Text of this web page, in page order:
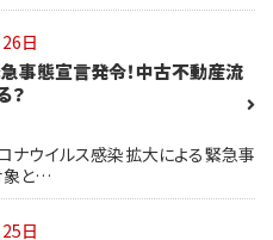
日
事態宣言発令！中古不動産流
？
ナウイルス感染拡大による緊急事
象と…
日